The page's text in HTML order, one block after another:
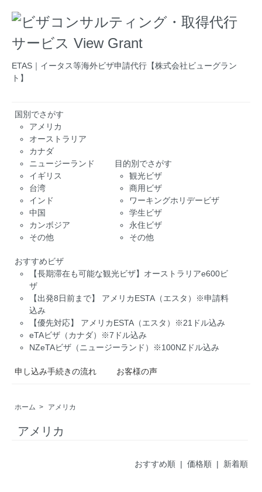
ETAS｜イータス等海外ビザ申請代行【株式会社ビューグラン
ト】
国別でさがす
アメリカ
オーストラリア
カナダ
ニュージーランド
イギリス
台湾
インド
中国
カンボジア
その他
目的別でさがす
観光ビザ
商用ビザ
ワーキングホリデービザ
学生ビザ
永住ビザ
その他
おすすめビザ
【長期滞在も可能な観光ビザ】オーストラリアe600ビ
ザ
【出発8日前まで】 アメリカESTA（エスタ）※申請料
込み
【優先対応】 アメリカESTA（エスタ）※21ドル込み
eTAビザ（カナダ）※7ドル込み
NZeTAビザ（ニュージーランド）※100NZドル込み
申し込み手続きの流れ お客様の声
ホーム > アメリカ
アメリカ
おすすめ順 | 価格順| 新着順